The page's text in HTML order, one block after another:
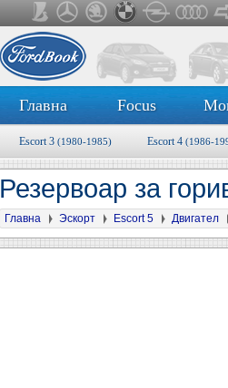
Главна Focus
Escort 3 (1980-1985) Escort 4 (1986-
Резервоар за
Главна Эскорт Escort 5 Двигател